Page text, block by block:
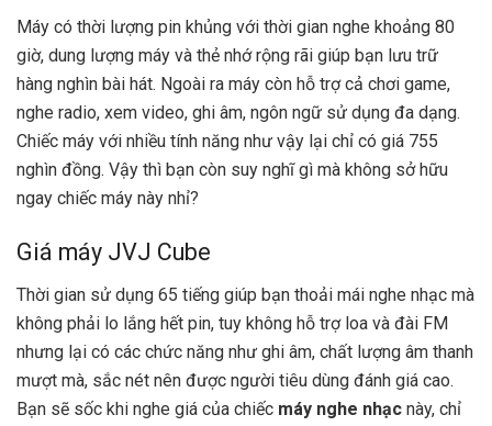
Máy có thời lượng pin khủng với thời gian nghe khoảng 80
giờ, dung lượng máy và thẻ nhớ rộng rãi giúp bạn lưu trữ
hàng nghìn bài hát. Ngoài ra máy còn hỗ trợ cả chơi game,
nghe radio, xem video, ghi âm, ngôn ngữ sử dụng đa dạng.
Chiếc máy với nhiều tính năng như vậy lại chỉ có giá 755
nghìn đồng. Vậy thì bạn còn suy nghĩ gì mà không sở hữu
ngay chiếc máy này nhỉ?
Giá máy JVJ Cube
Thời gian sử dụng 65 tiếng giúp bạn thoải mái nghe nhạc mà
không phải lo lắng hết pin, tuy không hỗ trợ loa và đài FM
nhưng lại có các chức năng như ghi âm, chất lượng âm thanh
mượt mà, sắc nét nên được người tiêu dùng đánh giá cao.
Bạn sẽ sốc khi nghe giá của chiếc máy nghe nhạc này, chỉ